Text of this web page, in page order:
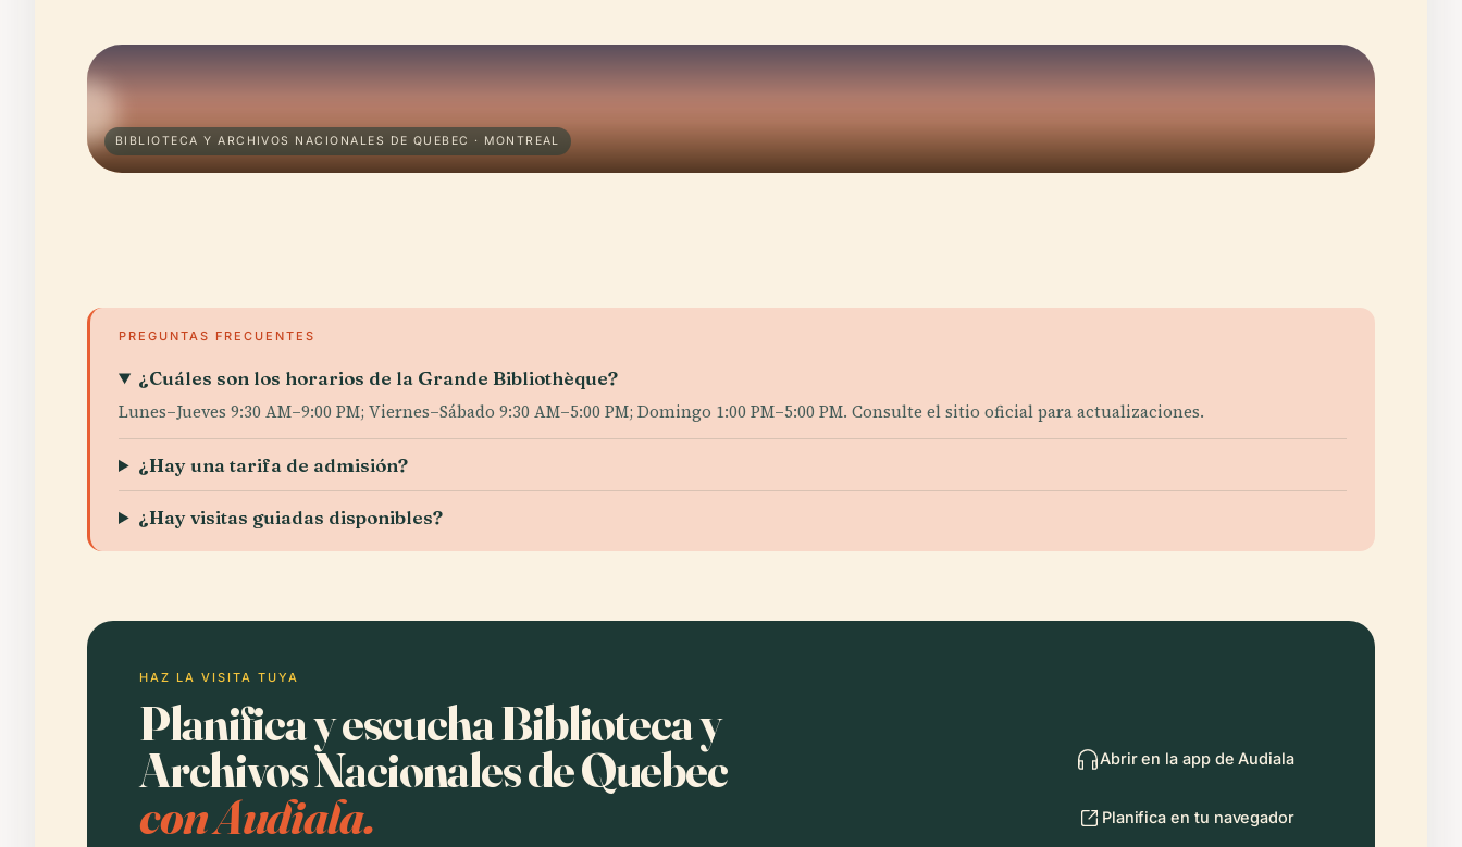
BIBLIOTECA Y ARCHIVOS NACIONALES DE QUEBEC · MONTREAL
PREGUNTAS FRECUENTES
¿Cuáles son los horarios de la Grande Bibliothèque?
Lunes–Jueves 9:30 AM–9:00 PM; Viernes–Sábado 9:30 AM–5:00 PM; Domingo 1:00 PM–5:00 PM. Consulte el sitio oficial para actualizaciones.
¿Hay una tarifa de admisión?
¿Hay visitas guiadas disponibles?
HAZ LA VISITA TUYA
Planifica y escucha Biblioteca y
Archivos Nacionales de Quebec
con Audiala.
Abrir en la app de Audiala
Planifica en tu navegador